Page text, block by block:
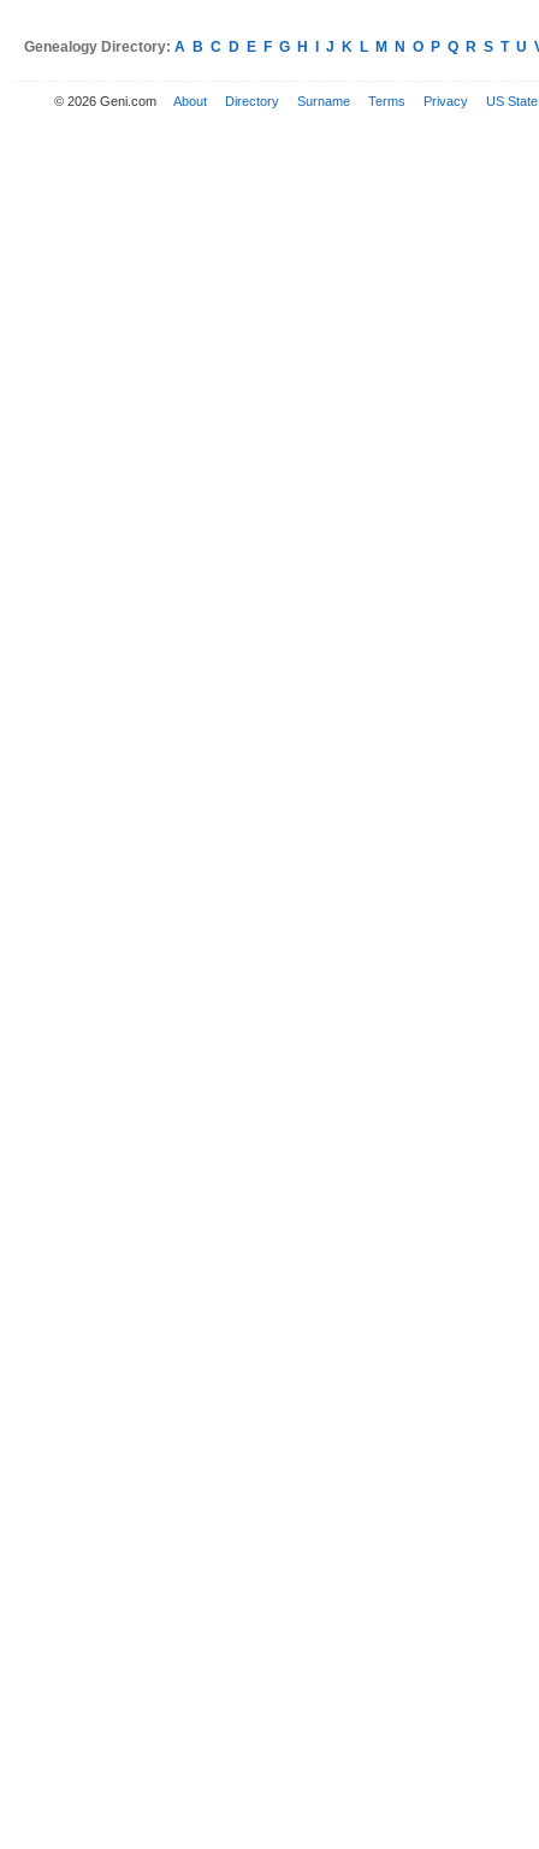
Genealogy Directory: A B C D E F G H J K L M N O P Q R S T U
© 2026 Geni.com About Directory Surname Terms Privacy US